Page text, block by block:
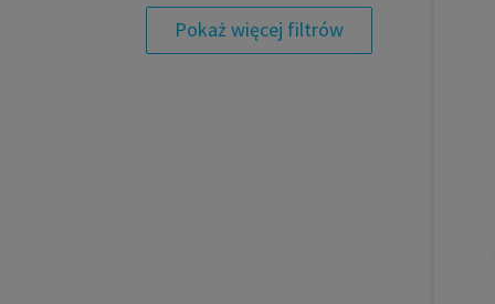
Pokaż więcej filtrów